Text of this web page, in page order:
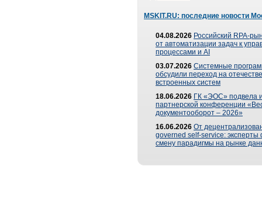
MSKIT.RU: последние новости
04.08.2026 Российский RPA-
от автоматизации задач к
процессами и AI
03.07.2026 Системные
обсудили переход на
встроенных систем
18.06.2026 ГК «ЭОС» подвела
партнерской конференции
документооборот – 2026»
16.06.2026 От
governed self-service: эксперты
смену парадигмы на рынке